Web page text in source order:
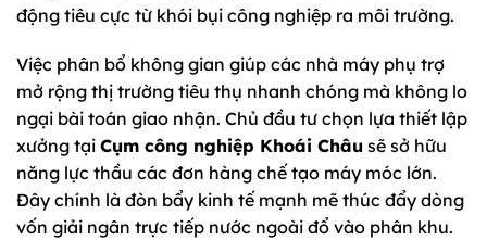
động tiêu cực từ khói bụi công nghiệp ra môi trường.
Việc phân bổ không gian giúp các nhà máy phụ trợ
mở rộng thị trường tiêu thụ nhanh chóng mà không lo
ngại bài toán giao nhận. Chủ đầu tư chọn lựa thiết lập
xưởng tại Cụm công nghiệp Khoái Châu sẽ sở hữu
năng lực thầu các đơn hàng chế tạo máy móc lớn.
Đây chính là đòn bẩy kinh tế mạnh mẽ thúc đẩy dòng
vốn giải ngân trực tiếp nước ngoài đổ vào phân khu.